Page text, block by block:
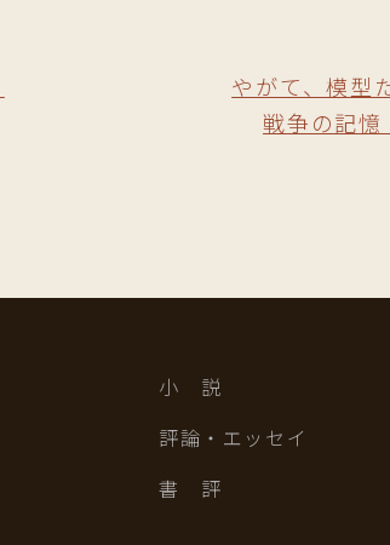
やがて、模
戦争の記
小 説
評論・エッセイ
書 評